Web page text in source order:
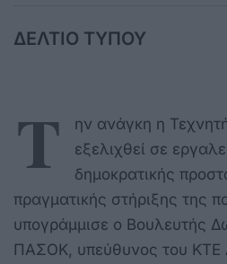
ΔΕΛΤΙΟ ΤΥΠΟΥ
Τ
ην ανάγκη η
εξελιχθεί σε
δημοκρατικής
πραγματικής στήριξης της
υπογράμμισε ο Βουλευτής
ΠΑΣΟΚ, υπεύθυνος του ΚΤΕ